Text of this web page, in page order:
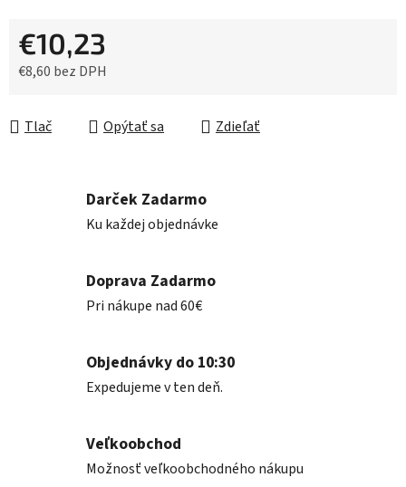
€10,23
€8,60 bez DPH
Tlač
Opýtať sa Zdieľať
Darček Zadarmo
Ku každej objednávke
Doprava Zadarmo
Pri nákupe nad 60€
Objednávky do 10:30
Expedujeme v ten deň.
Veľkoobchod
Možnosť veľkoobchodného nákupu